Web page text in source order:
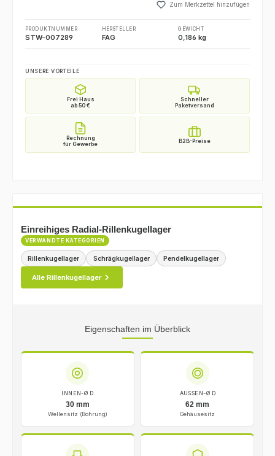
Zum Merkzettel hinzufügen
PRODUKTNUMMER
STW-007289
HERSTELLER
FAG
GEWICHT
0,186 kg
UNSERE VORTEILE
Einreihiges Radial-Rillenkugellager
VERWANDTE KATEGORIEN
Rillenkugellager Schrägkugellager Pendelkugellager
Alle Rillenkugellager
Eigenschaften im Überblick
INNEN-Ø D
30 mm
Wellensitz (Bohrung)
AUSSEN-Ø D
62 mm
Gehäusesitz